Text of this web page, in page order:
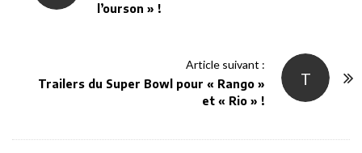
l’ourson » !
T
Article suivant :
Trailers du Super Bowl pour « Rango »
et « Rio » !